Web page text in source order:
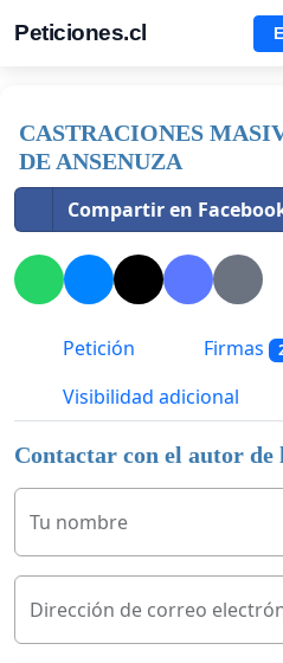
Peticiones.cl
CASTRACIONES
DE ANSENUZA
Compartir en
Petición Firmas
Visibilidad adicional
Contactar con el autor de
Tu nombre
Dirección de correo